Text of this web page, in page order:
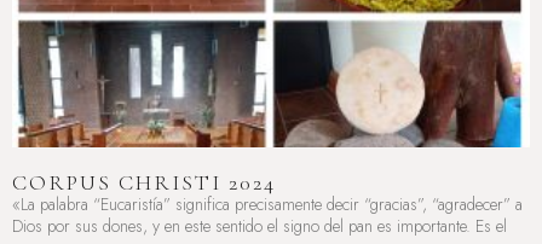
CORPUS CHRISTI 2024
«La palabra “Eucaristía” significa precisamente decir “gracias”, “agradecer” a
Dios por sus dones, y en este sentido el signo del pan es importante. Es el